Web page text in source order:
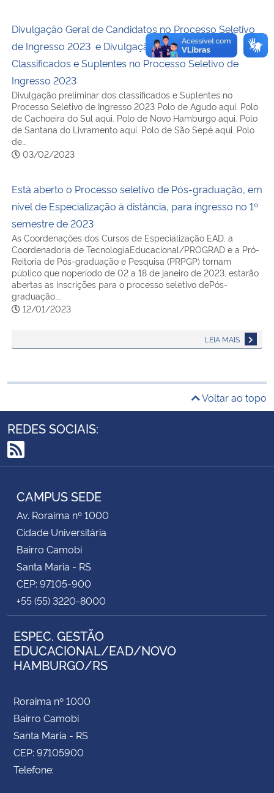
Divulgação Geral de Candidatos no Processo Seletivo
de Ingresso 2023 e Divulgação Preliminar dos
Classificados e Suplentes no Processo Seletivo de
Ingresso 2023
Divulgação preliminar dos classificados e Suplentes no
Processo Seletivo de Ingresso 2023 Polo de Agudo aqui. Polo
de Cachoeira do Sul aqui. Polo de Novo Hamburgo aqui. Polo
de Santana do Livramento aqui. Polo de São Sepé aqui. Polo
de…
03/02/2023
Está aberto o Processo seletivo de Pós-graduação, em
nível de Especialização à distância, para ingresso no 1º
semestre de 2023
As Coordenações dos Cursos de Especialização EAD, a
Coordenadoria de TecnologiaEducacional/PROGRAD e a Pró-
Reitoria de Pós-graduação e Pesquisa (PRPGP) tornam
público que noperíodo de 02 a 18 de janeiro de 2023, estarão
abertas as inscrições para o processo seletivo dePós-
graduação,…
12/01/2023
LEIA MAIS
Voltar ao topo
REDES SOCIAIS:
RSS
CAMPUS SEDE
Av. Roraima nº 1000
Cidade Universitária
Bairro Camobi
Santa Maria - RS
CEP: 97105-900
+55 (55) 3220-8000
ESPEC. GESTÃO
EDUCACIONAL/EAD/NOVO
HAMBURGO/RS
Roraima nº 1000
Bairro Camobi
Santa Maria - RS
CEP: 97105900
Telefone: